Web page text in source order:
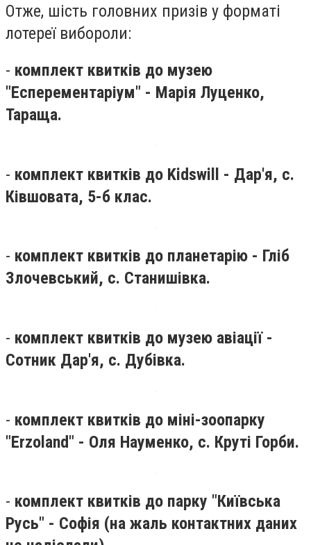
Отже, шість головних призів у форматі
лотереї вибороли:
- комплект квитків до музею
"Есперементаріум" - Марія Луценко,
Тараща.
- комплект квитків до Kidswill - Дар'я, с.
Ківшовата, 5-б клас.
- комплект квитків до планетарію - Гліб
Злочевський, с. Станишівка.
- комплект квитків до музею авіації -
Сотник Дар'я, с. Дубівка.
- комплект квитків до міні-зоопарку
"Erzoland" - Оля Науменко, с. Круті Горби.
- комплект квитків до парку "Київська
Русь" - Софія (на жаль контактних даних